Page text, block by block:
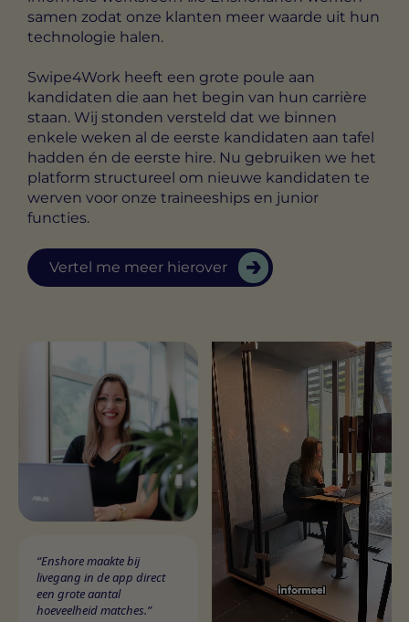
samen zodat onze klanten meer waarde uit hun
technologie halen.
Swipe4Work heeft een grote poule aan
kandidaten die aan het begin van hun carrière
staan. Wij stonden versteld dat we binnen
enkele weken al de eerste kandidaten aan tafel
hadden én de eerste hire. Nu gebruiken we het
platform structureel om nieuwe kandidaten te
werven voor onze traineeships en junior
functies.
Vertel me meer hierover
“Enshore maakte bij
livegang in de app direct
een grote aantal
hoeveelheid matches.”